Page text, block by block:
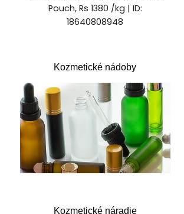
Kozmetické nádoby
Kozmetické náradie